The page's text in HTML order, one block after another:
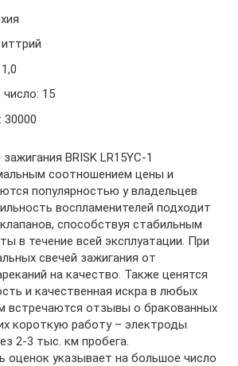
15
30000
BRISK LR15YC-1
соотношением цены и
популярностью у владельцев
воспламенителей подходит
способствуя стабильным
в течение всей эксплуатации. При
свечей зажигания от
на качество. Также ценятся
и качественная искра в любых
встречаются отзывы о бракованных
короткую работу – электроды
2-3 тыс. км пробега.
оценок указывает на большое число